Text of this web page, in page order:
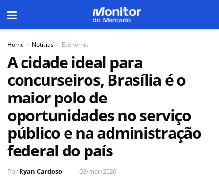
Home Notícias Economia
A cidade ideal para
concurseiros, Brasília é o
maior polo de
oportunidades no serviço
público e na administração
federal do país
Por Ryan Cardoso 03/mar/2026